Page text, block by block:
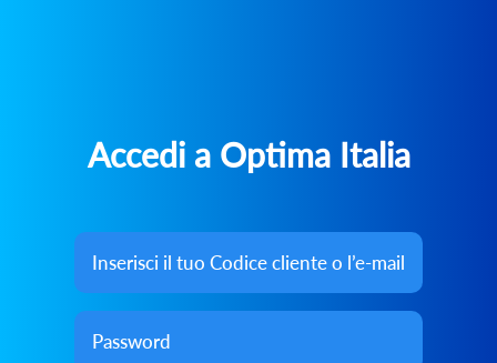
Accedi a Optima Italia